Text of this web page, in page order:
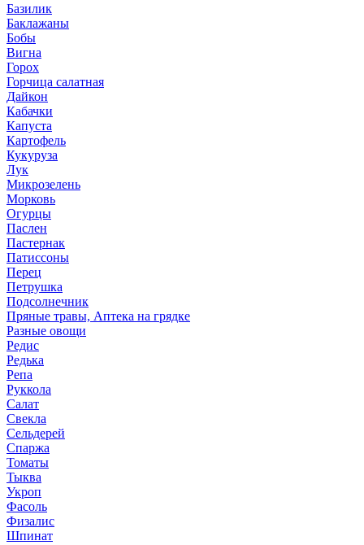
Базилик
Баклажаны
Бобы
Вигна
Горох
Горчица салатная
Дайкон
Кабачки
Капуста
Картофель
Кукуруза
Лук
Микрозелень
Морковь
Огурцы
Паслен
Пастернак
Патиссоны
Перец
Петрушка
Подсолнечник
Пряные травы, Аптека на грядке
Разные овощи
Редис
Редька
Репа
Руккола
Салат
Свекла
Сельдерей
Спаржа
Томаты
Тыква
Укроп
Фасоль
Физалис
Шпинат